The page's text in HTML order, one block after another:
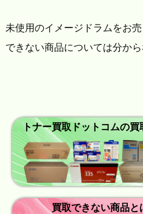
未使用のイメージドラムをお
できない商品については分か
トナー買取ドットコムの買
買取できない商品と